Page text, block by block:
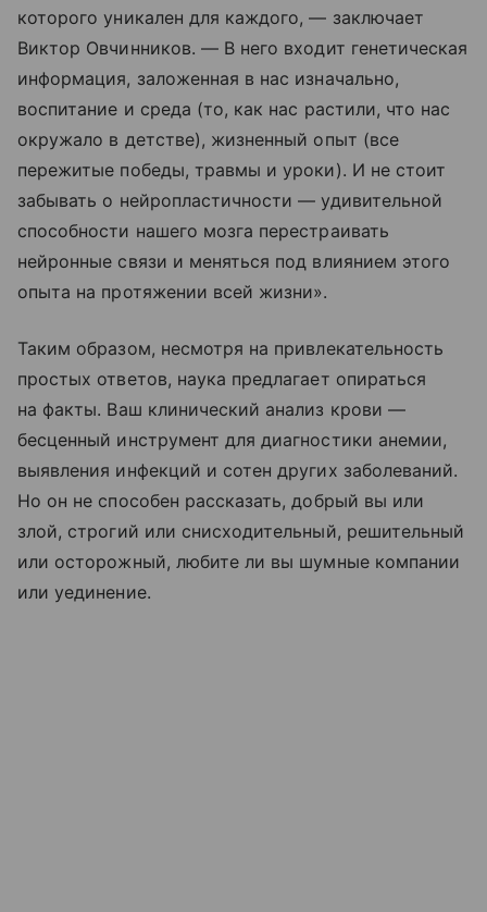
которого уникален для каждого, — заключает
Виктор Овчинников. — В него входит генетическая
информация, заложенная в нас изначально,
воспитание и среда (то, как нас растили, что нас
окружало в детстве), жизненный опыт (все
пережитые победы, травмы и уроки). И не стоит
забывать о нейропластичности — удивительной
способности нашего мозга перестраивать
нейронные связи и меняться под влиянием этого
опыта на протяжении всей жизни».
Таким образом, несмотря на привлекательность
простых ответов, наука предлагает опираться
на факты. Ваш клинический анализ крови —
бесценный инструмент для диагностики анемии,
выявления инфекций и сотен других заболеваний.
Но он не способен рассказать, добрый вы или
злой, строгий или снисходительный, решительный
или осторожный, любите ли вы шумные компании
или уединение.